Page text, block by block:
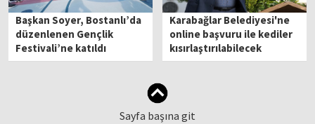
Başkan Soyer, Bostanlı’da
düzenlenen Gençlik
Festivali’ne katıldı
Karabağlar Belediyesi'ne
online başvuru ile kediler
kısırlaştırılabilecek
Sayfa başına git